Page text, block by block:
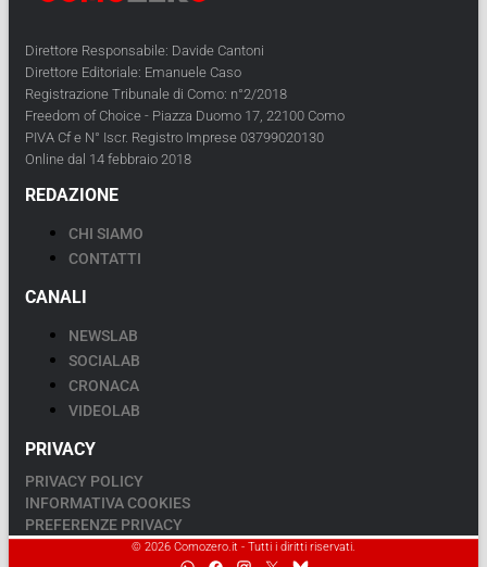
Direttore Responsabile: Davide Cantoni
Direttore Editoriale: Emanuele Caso
Registrazione Tribunale di Como: n°2/2018
Freedom of Choice - Piazza Duomo 17, 22100 Como
PIVA Cf e N° Iscr. Registro Imprese 03799020130
Online dal 14 febbraio 2018
REDAZIONE
CHI SIAMO
CONTATTI
CANALI
NEWSLAB
SOCIALAB
CRONACA
VIDEOLAB
PRIVACY
PRIVACY POLICY
INFORMATIVA COOKIES
PREFERENZE PRIVACY
© 2026 Comozero.it - Tutti i diritti riservati.